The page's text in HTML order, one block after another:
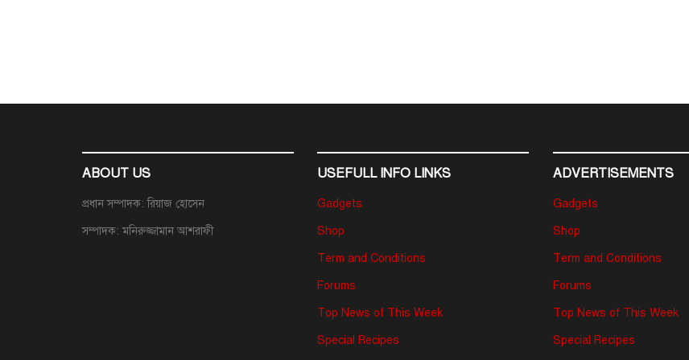
ABOUT US
প্রধান সম্পাদক: রিয়াজ হোসেন
সম্পাদক: মনিরুজ্জামান আশরাফী
USEFULL INFO LINKS
Gadgets
Shop
Term and Conditions
Forums
Top News of This Week
Special Recipes
ADVERTISEMENTS
Gadgets
Shop
Term and Conditions
Forums
Top News of This Week
Special Recipes